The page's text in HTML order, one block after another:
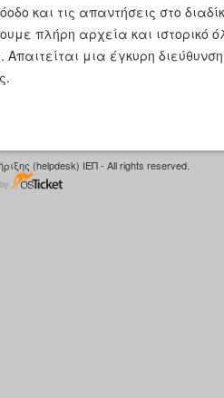
και τις απαντήσεις στο
πλήρη αρχεία και ιστορικό
μια έγκυρη
(helpdesk) ΙΕΠ - All rights reserved.